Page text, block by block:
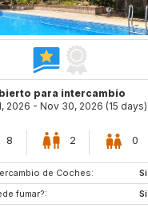
para intercambio
2026 - Nov 30, 2026 (15 days)
8 2 0
de Coches:
Si
fumar?:
Si